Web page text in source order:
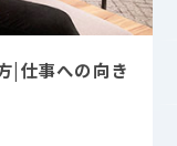
|仕事への向き